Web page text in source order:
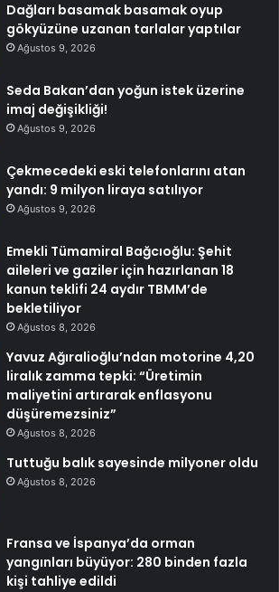
Dağları basamak basamak oyup
gökyüzüne uzanan tarlalar yaptılar
Ağustos 9, 2026
Seda Bakan’dan yoğun istek üzerine
imaj değişikliği!
Ağustos 9, 2026
Çekmecedeki eski telefonlarını atan
yandı: 9 milyon liraya satılıyor
Ağustos 9, 2026
Emekli Tümamiral Bağcıoğlu: Şehit
aileleri ve gaziler için hazırlanan 18
kanun teklifi 24 aydır TBMM’de
bekletiliyor
Ağustos 8, 2026
Yavuz Ağıralioğlu’ndan motorine 4,20
liralık zamma tepki: “Üretimin
maliyetini artırarak enflasyonu
düşüremezsiniz”
Ağustos 8, 2026
Tuttuğu balık sayesinde milyoner oldu
Ağustos 8, 2026
Fransa ve İspanya’da orman
yangınları büyüyor: 280 binden fazla
kişi tahliye edildi